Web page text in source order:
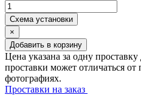
Схема установки
×
Добавить в корзину
Цена указана за одну
проставки может отличаться от
фотографиях.
Проставки на заказ